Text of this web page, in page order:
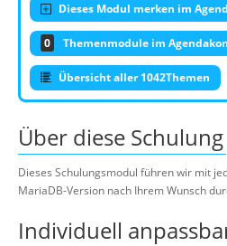
Dieses Modul merken im
0 Themenmodule im
Übersicht aller 1042Themen
Über diese Schulung
Dieses Schulungsmodul führen wir mit
MariaDB-Version nach Ihrem Wunsch
Individuell